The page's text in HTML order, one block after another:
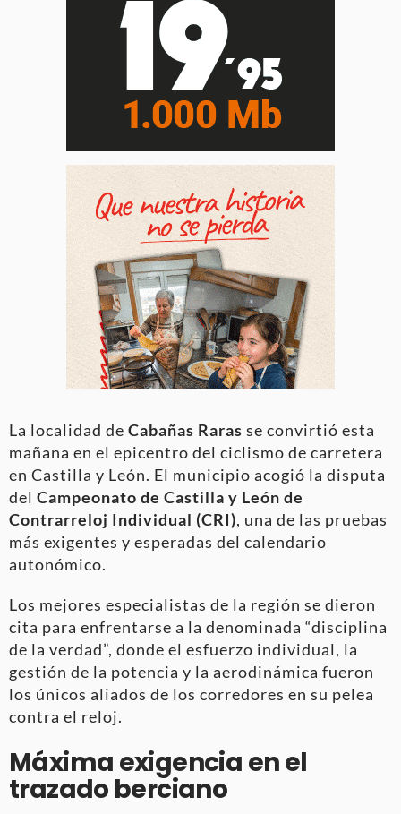
La localidad de Cabañas Raras se convirtió esta
mañana en el epicentro del ciclismo de carretera
en Castilla y León. El municipio acogió la disputa
del Campeonato de Castilla y León de
Contrarreloj Individual (CRI), una de las pruebas
más exigentes y esperadas del calendario
autonómico.
Los mejores especialistas de la región se dieron
cita para enfrentarse a la denominada “disciplina
de la verdad”, donde el esfuerzo individual, la
gestión de la potencia y la aerodinámica fueron
los únicos aliados de los corredores en su pelea
contra el reloj.
Máxima exigencia en el
trazado berciano